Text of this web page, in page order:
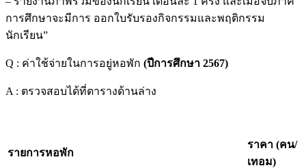
การศึกษาจะมีการ ออกใบรับรองกิจกรรมและพฤติกรรม
นักเรียน”
Q : ค่าใช้จ่ายในการอยู่หอพัก (ปีการศึกษา 2567)
A : ตรวจสอบได้ที่ตารางด้านล่าง
รายการหอพัก
ราคา (คน/
เทอม)